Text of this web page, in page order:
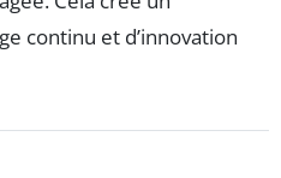
continu et d’innovation